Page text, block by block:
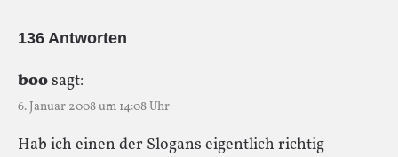
136 Antworten
boosagt:
6. Januar 2008 um 14:08 Uhr
Hab ich einen der Slogans eigentlich richtig